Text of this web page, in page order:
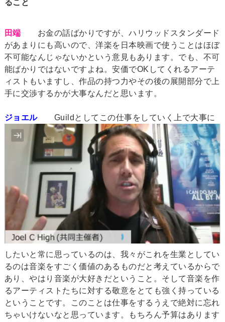
ること
田端 お金の話ばかりですが、ハリウッドスタンダード
があまりにも高いので、洋楽を日本映画で使うことはほぼ
不可能なんじゃないかという意見もあります。でも、不可
能ばかりではないですよね。安価でOKしてくれるアーテ
ィストもいますし、作品の持つ力やその後の展開部分で上
手に交渉するかが大事なんだと思います。
ジョエル Guildとしてこの仕事をしていく上で大事に
したいと常に思っているのは、我々がこれを生業としてい
るのは音楽をすごく価値のあるものだと考えているからで
あり、やはり音楽が大好きだということ。そして音楽を作
るアーティストたちに対する敬意をとても強く持っている
ということです。このことは仕事をするうえで絶対に忘れ
ちゃいけないなと思っています。もちろん予算はあります